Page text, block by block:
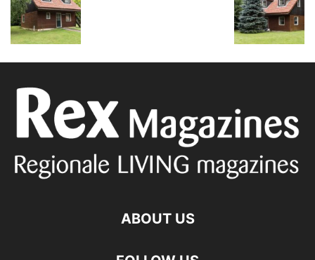
ABOUT US